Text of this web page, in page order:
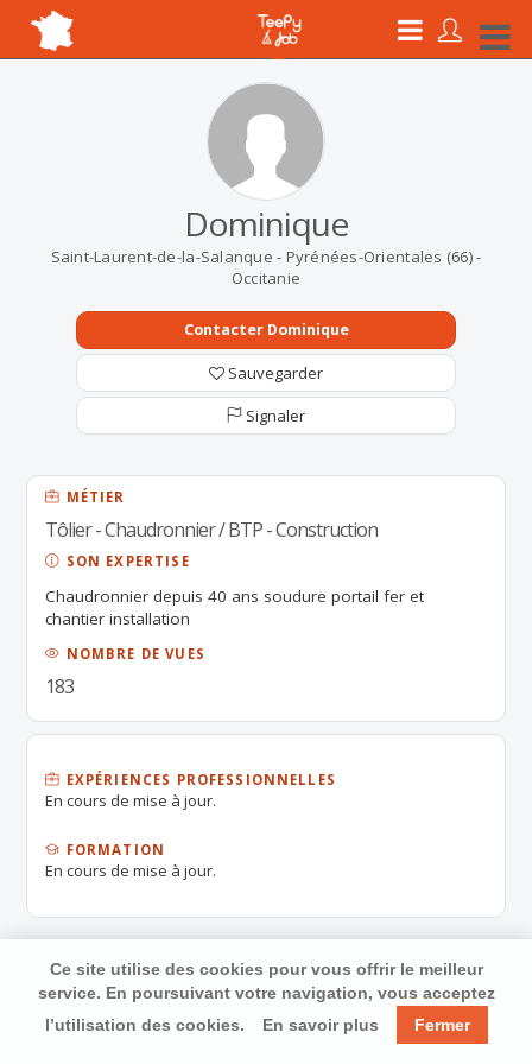
Dominique
Saint-Laurent-de-la-Salanque - Pyrénées-Orientales (66) -
Occitanie
Contacter Dominique
Sauvegarder
Signaler
MÉTIER
Tôlier - Chaudronnier / BTP - Construction
SON EXPERTISE
Chaudronnier depuis 40 ans soudure portail fer et
chantier installation
NOMBRE DE VUES
183
EXPÉRIENCES PROFESSIONNELLES
En cours de mise à jour.
FORMATION
En cours de mise à jour.
Ce site utilise des cookies pour vous offrir le meilleur
service. En poursuivant votre navigation, vous acceptez
l’utilisation des cookies.
En savoir plus Fermer